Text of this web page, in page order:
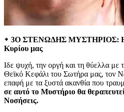
᛭ 3Ο ΣΤΕΝΩΔΗΣ ΜΥΣΤΗΡΙΟΣ: Η
Κυρίου μας
Ιδε ψυχή, την οργή και τη θύελλα με
Θεϊκό Κεφάλι του Σωτήρα μας, τον
επαφή με τα ξυστά ακανθία που
σε αυτό το Μυστήριο θα
Νοσήσεις.